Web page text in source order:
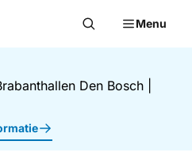
Menu
Den Bosch